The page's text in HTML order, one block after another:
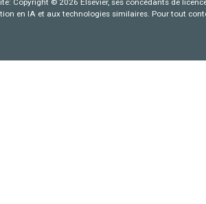
Copyright © 2026 Elsevier, ses concédants de
en IA et aux technologies similaires. Pour tout